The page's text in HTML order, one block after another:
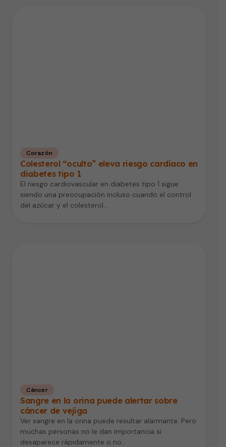
Corazón
Colesterol “oculto” eleva riesgo cardíaco en
diabetes tipo 1
El riesgo cardiovascular en diabetes tipo 1 sigue
siendo una preocupación incluso cuando el control
del azúcar y el colesterol…
Cáncer
Sangre en la orina puede alertar sobre
cáncer de vejiga
Ver sangre en la orina puede resultar alarmante. Pero
muchas personas no le dan importancia si
desaparece rápidamente o no…